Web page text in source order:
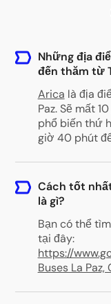
Những địa
đến thăm từ
Arica là địa
Paz. Sẽ mất
phổ biến thứ
giờ 40 phút
Cách tốt nhất
là gì?
Bạn có thể
tại đây:
https://
Buses La Paz,